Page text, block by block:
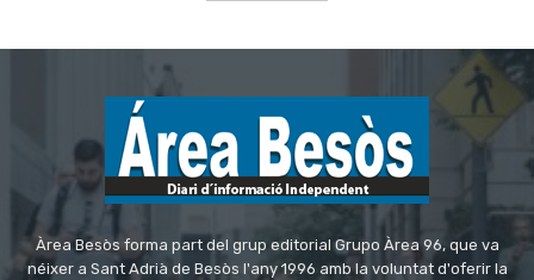
Àrea Besòs forma part del grup editorial Grupo Àrea 96, que va
néixer a Sant Adrià de Besòs l'any 1996 amb la voluntat d'oferir la